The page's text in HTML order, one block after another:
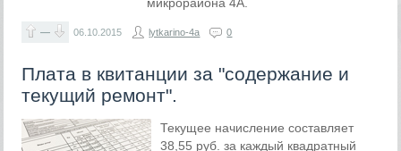
— 06.10.2015 lytkarino-4a 0
Плата в квитанции за "содержание и
текущий ремонт".
Текущее начисление составляет
38,55 руб. за каждый квадратный